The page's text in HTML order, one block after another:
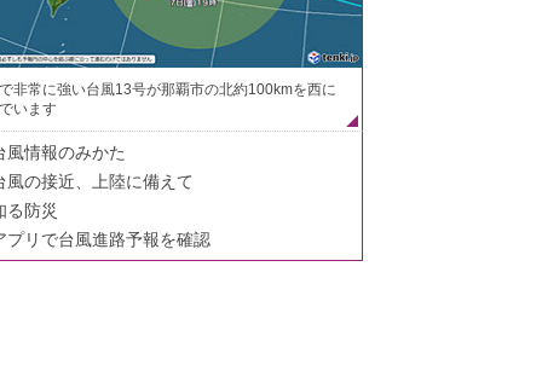
非常に強い台風13号が那覇市の北約100kmを西に
います
風情報のみかた
風の接近、上陸に備えて
る防災
プリで台風進路予報を確認